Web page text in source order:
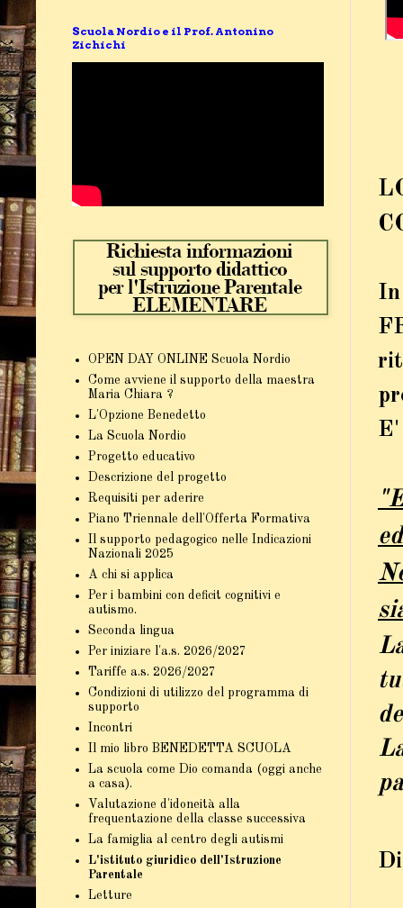
Scuola Nordio e il Prof. Antonino
Zichichi
OPEN DAY ONLINE Scuola Nordio
Come avviene il supporto della maestra
Maria Chiara ?
L'Opzione Benedetto
La Scuola Nordio
Progetto educativo
Descrizione del progetto
Requisiti per aderire
Piano Triennale dell'Offerta Formativa
Il supporto pedagogico nelle Indicazioni
Nazionali 2025
A chi si applica
Per i bambini con deficit cognitivi e
autismo.
Seconda lingua
Per iniziare l'a.s. 2026/2027
Tariffe a.s. 2026/2027
Condizioni di utilizzo del programma di
supporto
Incontri
Il mio libro BENEDETTA SCUOLA
La scuola come Dio comanda (oggi anche
a casa).
Valutazione d'idoneità alla
frequentazione della classe successiva
La famiglia al centro degli autismi
L'istituto giuridico dell'Istruzione
Parentale
Letture